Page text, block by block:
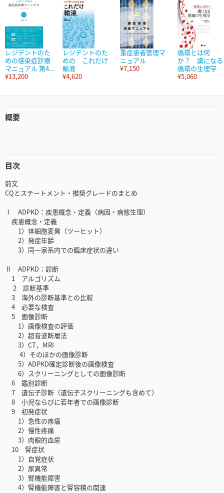
レジデントのた
めの感染症診療
マニュアル 第4...
¥13,200
レジデントのた
めの これだけ
輸液
¥4,620
重症患者管理マ
ニュアル
¥7,150
循環とは何
か？ 虜になる
循環の生理学
¥5,060
概要
目次
前文
CQとステートメント・推奨グレードのまとめ
Ⅰ ADPKD：疾患概念・定義（病因・病態生理）
疾患概念・定義
1）体細胞変異（ツーヒット）
2）発症年齢
3）同一家系内での臨床症状の違い
Ⅱ ADPKD：診断
1 アルゴリズム
2 診断基準
3 海外の診断基準との比較
4 必要な検査
5 画像診断
1）画像検査の評価
2）超音波断層法
3）CT，MRI
4）そのほかの画像診断
5）ADPKD確定診断後の画像検査
6）スクリーニングとしての画像診断
6 鑑別診断
7 遺伝子診断（遺伝子スクリーニングも含めて）
8 小児ならびに若年者での画像診断
9 初発症状
1）急性の疼痛
2）慢性疼痛
3）肉眼的血尿
10 腎症状
1）自覚症状
2）尿異常
3）腎機能障害
4）腎機能障害と腎容積の関連